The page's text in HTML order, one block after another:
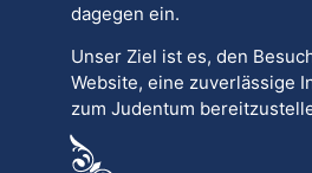
dagegen ein.
Unser Ziel ist es, den
Website, eine zuverlässige
zum Judentum